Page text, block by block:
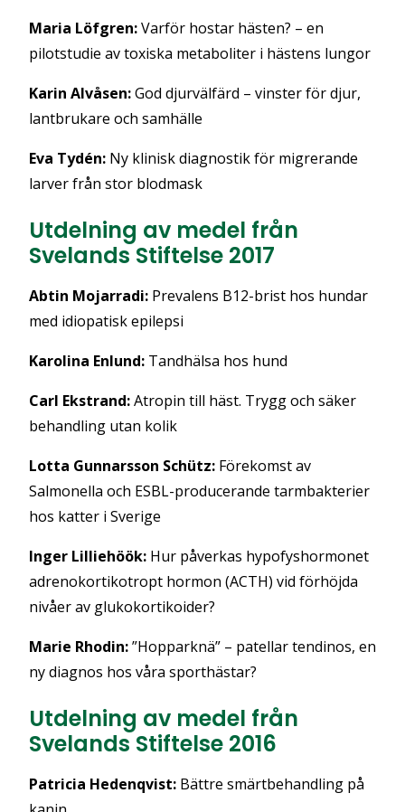
Maria Löfgren:Varför hostar hästen? – en
pilotstudie av toxiska metaboliter i hästens lungor
Karin Alvåsen:God djurvälfärd – vinster för djur,
lantbrukare och samhälle
Eva Tydén: Ny klinisk diagnostik för migrerande
larver från stor blodmask
Utdelning av medel från
Svelands Stiftelse 2017
Abtin Mojarradi: Prevalens B12-brist hos hundar
med idiopatisk epilepsi
Karolina Enlund: Tandhälsa hos hund
Carl Ekstrand:Atropin till häst. Trygg och säker
behandling utan kolik
Lotta Gunnarsson Schütz: Förekomst av
Salmonella och ESBL-producerande tarmbakterier
hos katter i Sverige
Inger Lilliehöök: Hur påverkas hypofyshormonet
adrenokortikotropt hormon (ACTH) vid förhöjda
nivåer av glukokortikoider?
Marie Rhodin:”Hopparknä” – patellar tendinos, en
ny diagnos hos våra sporthästar?
Utdelning av medel från
Svelands Stiftelse 2016
Patricia Hedenqvist: Bättre smärtbehandling på